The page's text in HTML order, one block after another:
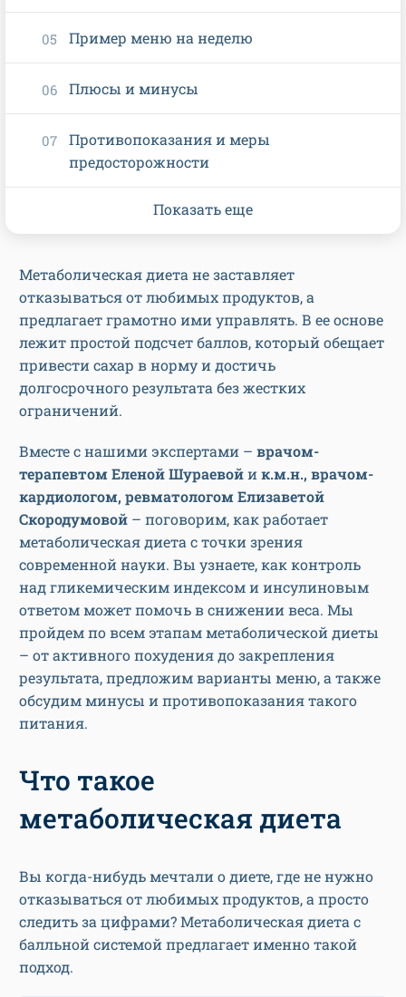
Метаболическая диета не заставляет
отказываться от любимых продуктов, а
предлагает грамотно ими управлять. В ее основе
лежит простой подсчет баллов, который обещает
привести сахар в норму и достичь
долгосрочного результата без жестких
ограничений.
Вместе с нашими экспертами – врачом-
терапевтом Еленой Шураевойик.м.н., врачом-
кардиологом, ревматологом Елизаветой
Скородумовой – поговорим, как работает
метаболическая диета с точки зрения
современной науки. Вы узнаете, как контроль
над гликемическим индексом и инсулиновым
ответом может помочь в снижении веса. Мы
пройдем по всем этапам метаболической диеты
– от активного похудения до закрепления
результата, предложим варианты меню, а также
обсудим минусы и противопоказания такого
питания.
Что такое
метаболическая диета
Вы когда-нибудь мечтали о диете, где не нужно
отказываться от любимых продуктов, а просто
следить за цифрами? Метаболическая диета с
балльной системой предлагает именно такой
подход.
Пример меню на неделю
Плюсы и минусы
Противопоказания и меры
предосторожности
Показать еще